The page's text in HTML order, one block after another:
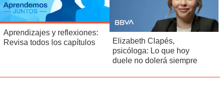
Aprendizajes y reflexiones:
Revisa todos los capítulos
Elizabeth Clapés,
psicóloga: Lo que hoy
duele no dolerá siempre